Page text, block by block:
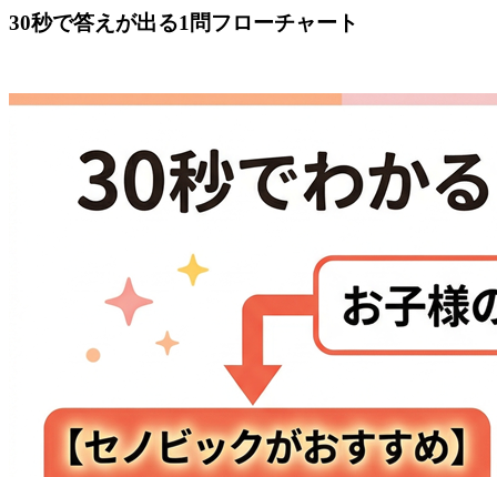
30秒で答えが出る1問フローチャート